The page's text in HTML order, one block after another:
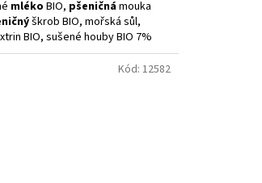
mléko BIO, pšeničnámouka
škrob BIO, mořská sůl,
BIO, sušené houby BIO 7%
lišky, shiitake, hřiby), řepkový
glukózový sirup BIO, sušená
Kód: 12582